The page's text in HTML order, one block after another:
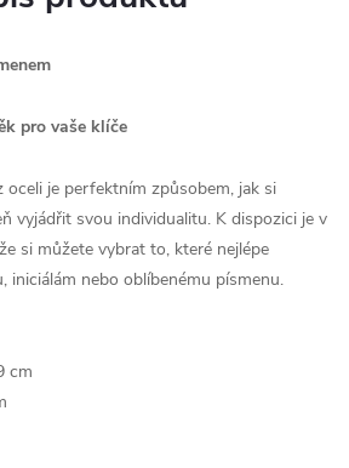
pro vaše klíče
oceli je perfektním způsobem, jak si
vyjádřit svou individualitu. K dispozici je v
si můžete vybrat to, které nejlépe
iniciálám nebo oblíbenému písmenu.
cm